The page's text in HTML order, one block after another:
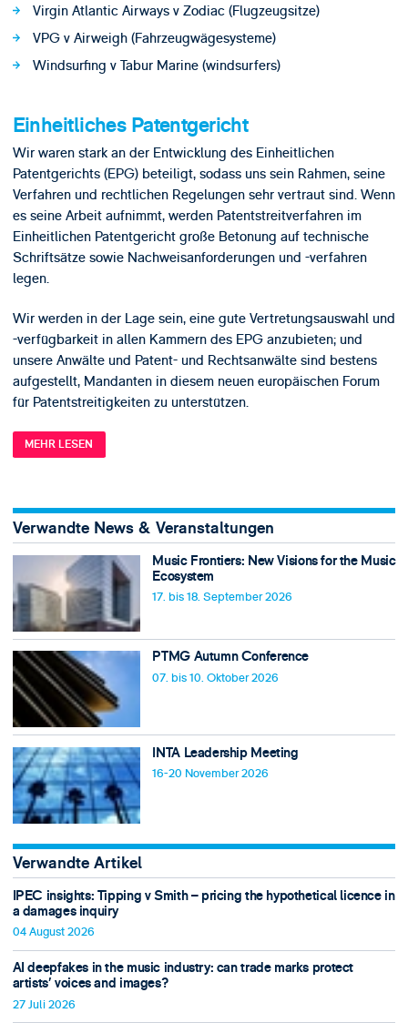
Virgin Atlantic Airways v Zodiac (Flugzeugsitze)
VPG v Airweigh (Fahrzeugwägesysteme)
Windsurfing v Tabur Marine (windsurfers)
Einheitliches Patentgericht
Wir waren stark an der Entwicklung des Einheitlichen
Patentgerichts (EPG) beteiligt, sodass uns sein Rahmen, seine
Verfahren und rechtlichen Regelungen sehr vertraut sind. Wenn
es seine Arbeit aufnimmt, werden Patentstreitverfahren im
Einheitlichen Patentgericht große Betonung auf technische
Schriftsätze sowie Nachweisanforderungen und -verfahren
legen.
Wir werden in der Lage sein, eine gute Vertretungsauswahl und
-verfügbarkeit in allen Kammern des EPG anzubieten; und
unsere Anwälte und Patent- und Rechtsanwälte sind bestens
aufgestellt, Mandanten in diesem neuen europäischen Forum
für Patentstreitigkeiten zu unterstützen.
MEHR LESEN
Verwandte News & Veranstaltungen
Music Frontiers: New Visions for the Music
Ecosystem
17. bis 18. September 2026
PTMG Autumn Conference
07. bis 10. Oktober 2026
INTA Leadership Meeting
16-20 November 2026
Verwandte Artikel
IPEC insights: Tipping v Smith – pricing the hypothetical licence in
a damages inquiry
04 August 2026
AI deepfakes in the music industry: can trade marks protect
artists’ voices and images?
27 Juli 2026